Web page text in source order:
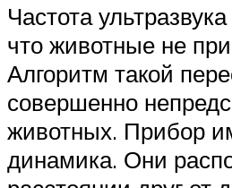
Частота
что животные не
Алгоритм такой
совершенно
животных. Прибор
динамика. Они